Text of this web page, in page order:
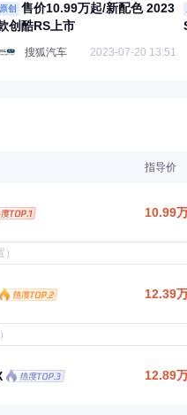
原创
售价10.99万起/新配色 2023
创酷RS上市
搜狐汽车 2023-07-20 13:51
指导价
10.99
12.39
12.89